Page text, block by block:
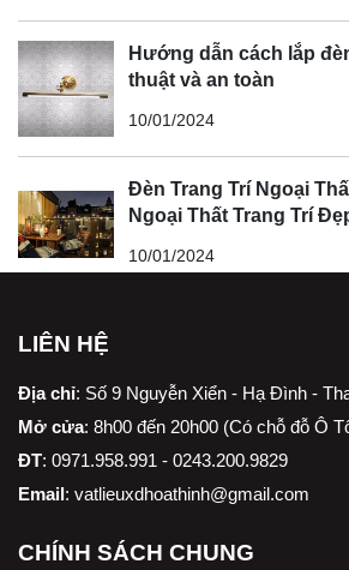
Hướng dẫn cách lắp
thuật và an toàn
10/01/2024
Đèn Trang Trí Ngoại
Ngoại Thất Trang Trí
10/01/2024
LIÊN HỆ
Địa chỉ: Số 9 Nguyễn Xiển - Hạ Đình -
Mở cửa: 8h00 đến 20h00 (Có chỗ đỗ Ô
ĐT: 0971.958.991 - 0243.200.9829
Email: vatlieuxdhoathinh@gmail.com
CHÍNH SÁCH CHUNG